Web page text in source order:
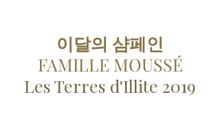
이달의 샴페인
FAMILLE MOUSSÉ
Les Terres d'Illite 2019